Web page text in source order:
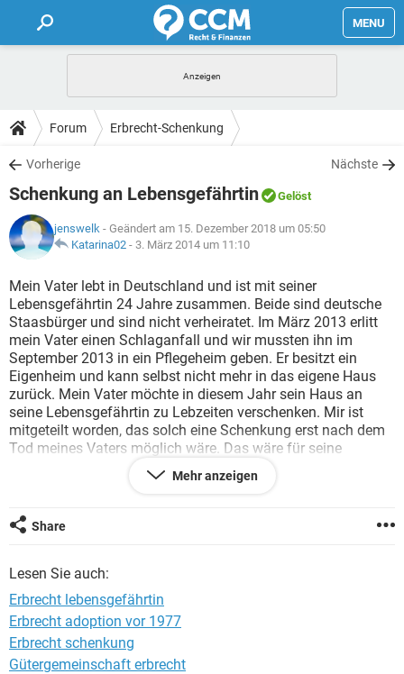
MENU
FORUM
TIPPS
Forum Erbrecht-Schenkung
Vorherige Nächste
Schenkung an Lebensgefährtin Gelöst
jenswelk - Geändert am 15. Dezember 2018 um 05:50
Katarina02 - 3. März 2014 um 11:10
Mein Vater lebt in Deutschland und ist mit seiner
Lebensgefährtin 24 Jahre zusammen. Beide sind deutsche
Staasbürger und sind nicht verheiratet. Im März 2013 erlitt
mein Vater einen Schlaganfall und wir mussten ihn im
September 2013 in ein Pflegeheim geben. Er besitzt ein
Eigenheim und kann selbst nicht mehr in das eigene Haus
zurück. Mein Vater möchte in diesem Jahr sein Haus an
seine Lebensgefährtin zu Lebzeiten verschenken. Mir ist
mitgeteilt worden, das solch eine Schenkung erst nach dem
Tod meines Vaters möglich wäre. Das wäre für seine
Lebensgefährtin nicht akzeptabel.
Ist es möglich, dass die Lebensgefährtin in 2014 das
erhält? Wenn ja, könnten Sie mich bitte aufklären!
Mehr anzeigen
Share
Lesen Sie auch:
Erbrecht lebensgefährtin
Erbrecht adoption vor 1977
Erbrecht schenkung
Gütergemeinschaft erbrecht